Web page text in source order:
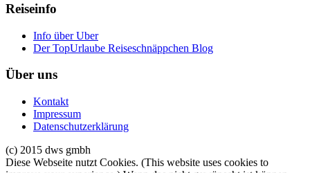
Reiseinfo
Info über Uber
Der TopUrlaube Reiseschnäppchen Blog
Über uns
Kontakt
Impressum
Datenschutzerklärung
(c) 2015 dws gmbh
Diese Webseite nutzt Cookies. (This website uses cookies to